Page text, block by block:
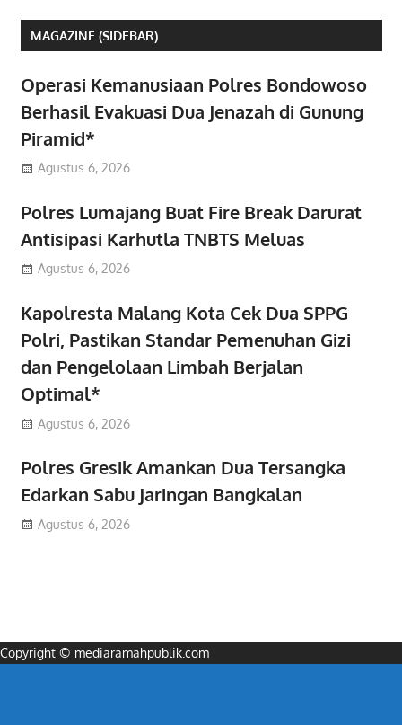
MAGAZINE (SIDEBAR)
Operasi Kemanusiaan Polres Bondowoso
Berhasil Evakuasi Dua Jenazah di Gunung
Piramid*
Agustus 6, 2026
Polres Lumajang Buat Fire Break Darurat
Antisipasi Karhutla TNBTS Meluas
Agustus 6, 2026
Kapolresta Malang Kota Cek Dua SPPG
Polri, Pastikan Standar Pemenuhan Gizi
dan Pengelolaan Limbah Berjalan
Optimal*
Agustus 6, 2026
Polres Gresik Amankan Dua Tersangka
Edarkan Sabu Jaringan Bangkalan
Agustus 6, 2026
Copyright © mediaramahpublik.com